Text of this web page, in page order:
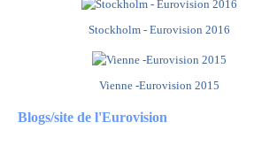
Stockholm - Eurovision 2016
Vienne -Eurovision 2015
Blogs/site de l'Eurovision